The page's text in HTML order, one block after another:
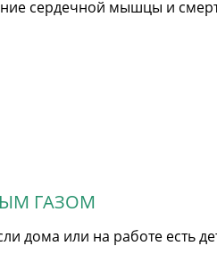
сердечной мышцы и
ГАЗОМ
дома или на работе есть